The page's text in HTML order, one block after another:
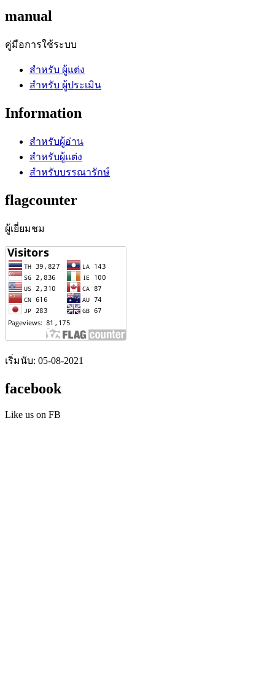
manual
คู่มือการใช้ระบบ
สำหรับ ผู้แต่ง
สำหรับ ผู้ประเมิน
Information
สำหรับผู้อ่าน
สำหรับผู้แต่ง
สำหรับบรรณารักษ์
flagcounter
ผู้เยี่ยมชม
เริ่มนับ: 05-08-2021
facebook
Like us on FB